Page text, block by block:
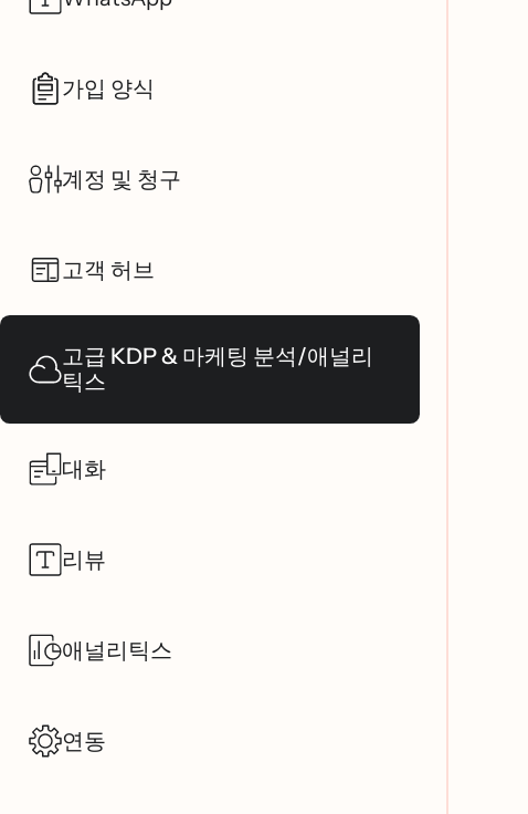
가입 양식
계정 및 청구
고객 허브
고급 KDP & 마케팅 분석/애널리
틱스
대화
리뷰
애널리틱스
연동